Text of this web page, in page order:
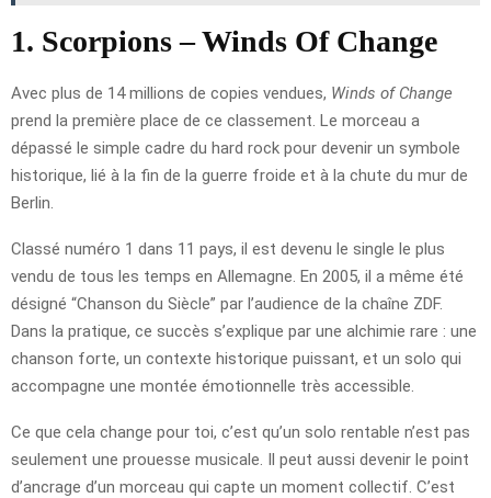
1. Scorpions – Winds Of Change
Avec plus de 14 millions de copies vendues, Winds of Change
prend la première place de ce classement. Le morceau a
dépassé le simple cadre du hard rock pour devenir un symbole
historique, lié à la fin de la guerre froide et à la chute du mur de
Berlin.
Classé numéro 1 dans 11 pays, il est devenu le single le plus
vendu de tous les temps en Allemagne. En 2005, il a même été
désigné “Chanson du Siècle” par l’audience de la chaîne ZDF.
Dans la pratique, ce succès s’explique par une alchimie rare : une
chanson forte, un contexte historique puissant, et un solo qui
accompagne une montée émotionnelle très accessible.
Ce que cela change pour toi, c’est qu’un solo rentable n’est pas
seulement une prouesse musicale. Il peut aussi devenir le point
d’ancrage d’un morceau qui capte un moment collectif. C’est